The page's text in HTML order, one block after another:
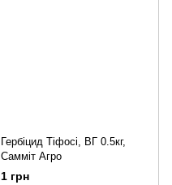
Гербіцид Тіфосі, ВГ 0.5кг,
Самміт Агро
1 грн